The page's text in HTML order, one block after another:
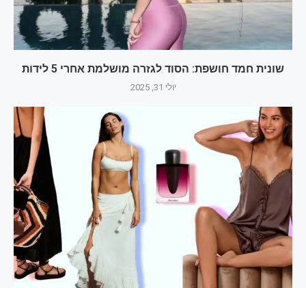
שונית חמד חושפת: הסוד לגזרה מושלמת אחרי 5 לידות
יולי 31, 2025